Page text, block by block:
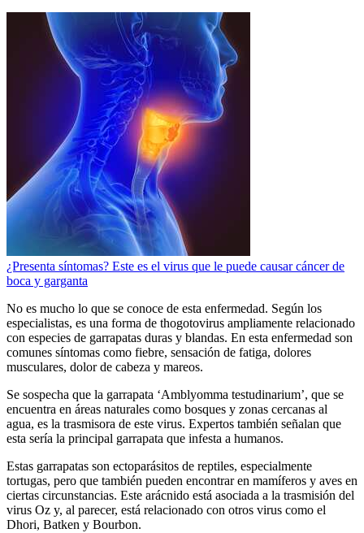
¿Presenta síntomas? Este es el virus que le puede causar cáncer de
boca y garganta
No es mucho lo que se conoce de esta enfermedad. Según los
especialistas, es una forma de thogotovirus ampliamente relacionado
con especies de garrapatas duras y blandas. En esta enfermedad son
comunes síntomas como fiebre, sensación de fatiga, dolores
musculares, dolor de cabeza y mareos.
Se sospecha que la garrapata ‘Amblyomma testudinarium’, que se
encuentra en áreas naturales como bosques y zonas cercanas al
agua, es la trasmisora de este virus. Expertos también señalan que
esta sería la principal garrapata que infesta a humanos.
Estas garrapatas son ectoparásitos de reptiles, especialmente
tortugas, pero que también pueden encontrar en mamíferos y aves en
ciertas circunstancias. Este arácnido está asociada a la trasmisión del
virus Oz y, al parecer, está relacionado con otros virus como el
Dhori, Batken y Bourbon.